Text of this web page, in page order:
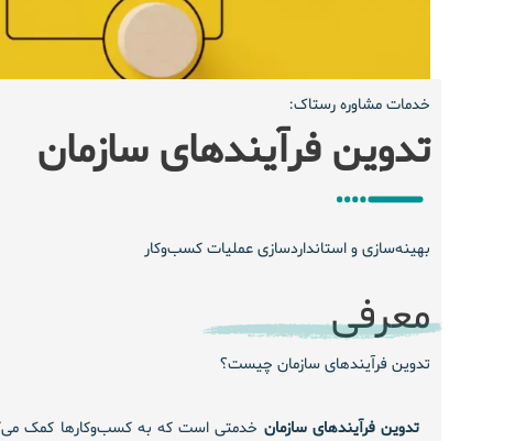
خدمات مشاوره رستاک:
تدوین فرآیندهای سازمان
بهینه‌سازی و استانداردسازی عملیات کسب‌وکار
معرفی
تدوین فرآیندهای سازمان چیست؟
تدوین فرآیندهای سازمان خدمتی است که به کسب‌وکارها کمک